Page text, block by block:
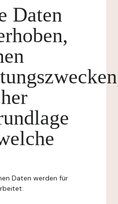
Daten
Daten werden für